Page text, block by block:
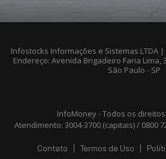
Infostocks Informações e Sistemas LTDA |
Endereço: Avenida Brigadeiro Faria Lima,
São Paulo - SP
InfoMoney - Todos os
Atendimento: 3004-3700 (capitais) / 0800
Contato Termos de Uso